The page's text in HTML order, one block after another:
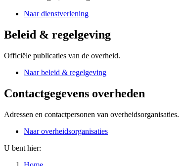
Naar dienstverlening
Beleid & regelgeving
Officiële publicaties van de overheid.
Naar beleid & regelgeving
Contactgegevens overheden
Adressen en contactpersonen van overheidsorganisaties.
Naar overheidsorganisaties
U bent hier: